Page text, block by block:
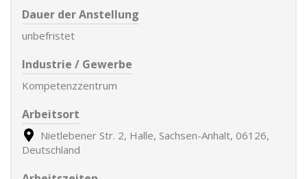
Dauer der Anstellung
unbefristet
Industrie / Gewerbe
Kompetenzzentrum
Arbeitsort
Nietlebener Str. 2, Halle, Sachsen-Anhalt, 06126,
Deutschland